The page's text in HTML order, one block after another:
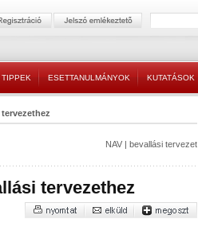
TIPPEK ESETTANULMÁNYOK KUTATÁSOK
NAV | bevallási tervezet
tervezethez